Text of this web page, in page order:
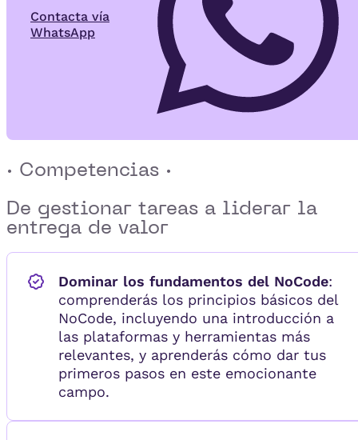
Contacta vía
WhatsApp
· Competencias ·
De gestionar tareas a liderar la
entrega de valor
Dominar los fundamentos del NoCode:
comprenderás los principios básicos del
NoCode, incluyendo una introducción a
las plataformas y herramientas más
relevantes, y aprenderás cómo dar tus
primeros pasos en este emocionante
campo.